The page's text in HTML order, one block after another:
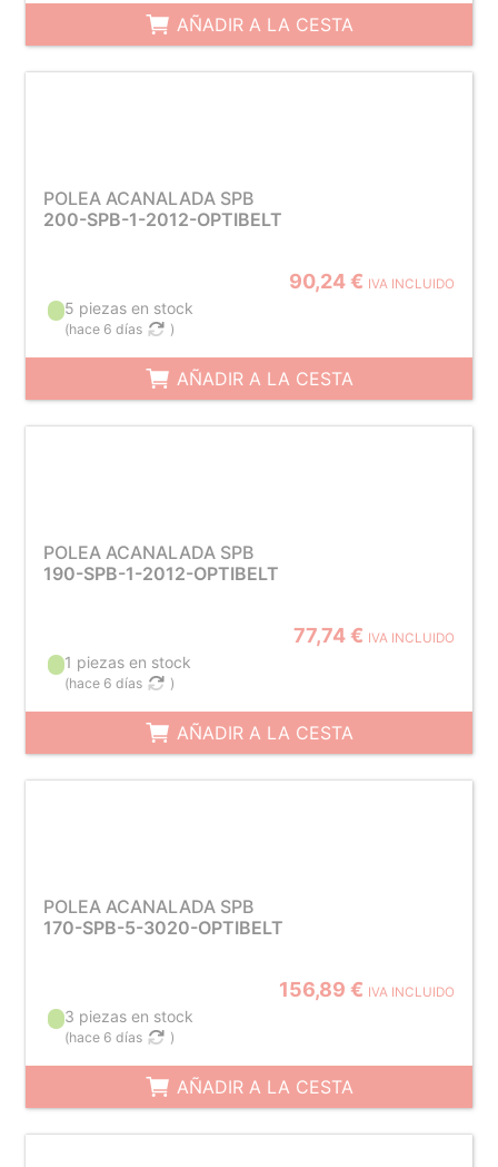
AÑADIR A LA CESTA
POLEA ACANALADA SPB
200-SPB-1-2012-OPTIBELT
90,24 € IVA INCLUIDO
5 piezas en stock
(hace 6 días )
AÑADIR A LA CESTA
POLEA ACANALADA SPB
190-SPB-1-2012-OPTIBELT
77,74 € IVA INCLUIDO
1 piezas en stock
(hace 6 días )
AÑADIR A LA CESTA
POLEA ACANALADA SPB
170-SPB-5-3020-OPTIBELT
156,89 € IVA INCLUIDO
3 piezas en stock
(hace 6 días )
AÑADIR A LA CESTA